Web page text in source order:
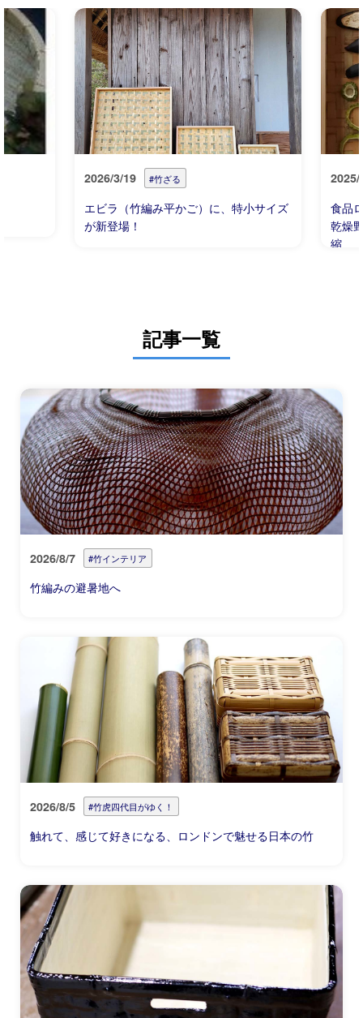
2026/3/19 #竹ざる
エビラ（竹編み平かご）に、特小サイズ
が新登場！
2025/
食品
乾燥
縮
記事一覧
2026/8/7 #竹インテリア
竹編みの避暑地へ
2026/8/5 #竹虎四代目がゆく！
触れて、感じて好きになる、ロンドンで魅せる日本の竹